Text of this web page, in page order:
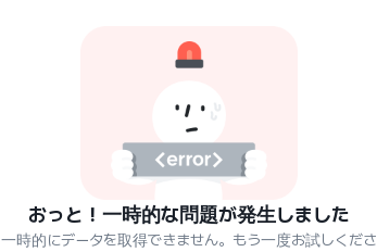
おっと！一時的な問題が発生しました
一時的にデータを取得できません。もう一度お試しくださ